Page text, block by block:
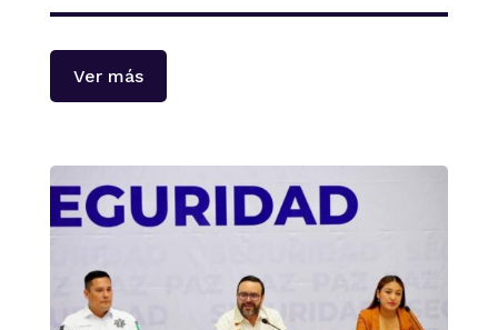
Ver más